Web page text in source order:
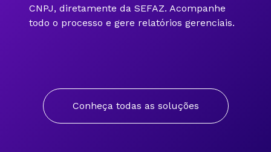
CNPJ, diretamente da SEFAZ. Acompanhe
todo o processo e gere relatórios gerenciais.
Conheça todas as soluções